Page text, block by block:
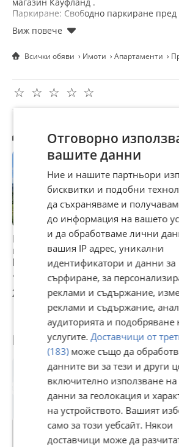
Паркиране: Свободно паркиране пред
Площ: 42.41 кв.м. (към апартамента
Състояние: Сменена дограма (преди 6
възможност за преустройство на
гарантирана доходност веднага след
Всички обяви Имоти Апартаменти
☆
☆
☆
☆
☆
Другите търсят също
Продава 1-СТАЕН,
гр. София,
Младост 4
122 900 €
240 371,51 лв
Продава 1-СТАЕН,
гр. София,
Младост 4
129 000 €
252 302,07 лв
Потребител
Отговорно
вашите данни
Ние и нашите партньори
бисквитки и подобни
да съхраняваме и
до информация на вашето
и да обработваме лични
вашия IP адрес, уникални
идентификатори и данни за
сърфиране, за
реклами и съдържание,
реклами и съдържание,
аудиторията и подобряване
услугите. Доставчици от
(183)може също да
данните ви за тези и други
включително използване на
данни за геолокация и
на устройството. Вашият
само за този уебсайт. Някои
доставчици може да